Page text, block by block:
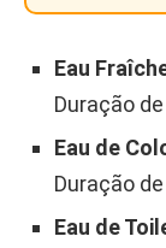
Eau
Duração
Eau de
Duração
Eau de